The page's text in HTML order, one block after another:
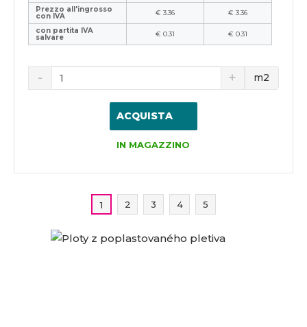
Prezzo all'ingrosso
con IVA € 3.36
€ 3.36
con partita IVA
salvare € 0.31 € 0.31
m2
ACQUISTA
IN MAGAZZINO
1 2 3 4 5